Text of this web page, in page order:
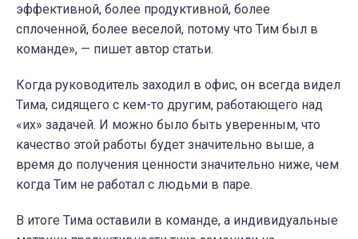
эффективной, более продуктивной, более
сплоченной, более веселой, потому что Тим был в
команде», — пишет автор статьи.
Когда руководитель заходил в офис, он всегда видел
Тима, сидящего с кем-то другим, работающего над
«их» задачей. И можно было быть уверенным, что
качество этой работы будет значительно выше, а
время до получения ценности значительно ниже, чем
когда Тим не работал с людьми в паре.
В итоге Тима оставили в команде, а индивидуальные